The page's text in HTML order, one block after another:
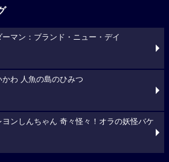
マン：ブランド・ニュー・デイ
わ 人魚の島のひみつ
ンしんちゃん 奇々怪々！オラの妖怪バケ